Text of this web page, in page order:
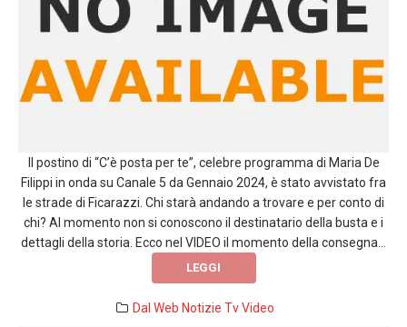
Il postino di “C’è posta per te”, celebre programma di Maria De
Filippi in onda su Canale 5 da Gennaio 2024, è stato avvistato fra
le strade di Ficarazzi. Chi starà andando a trovare e per conto di
chi? Al momento non si conoscono il destinatario della busta e i
dettagli della storia. Ecco nel VIDEO il momento della consegna...
LEGGI
Dal Web Notizie TvVideo